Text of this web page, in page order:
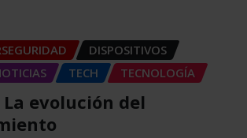
DISPOSITIVOS
TECH TECNOLOGÍA
La evolución del